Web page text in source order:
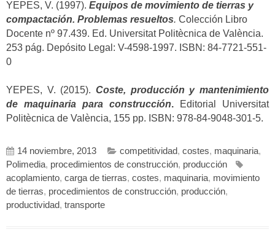
YEPES, V. (1997). Equipos de movimiento de tierras y
compactación. Problemas resueltos. Colección Libro
Docente nº 97.439. Ed. Universitat Politècnica de València.
253 pág. Depósito Legal: V-4598-1997. ISBN: 84-7721-551-
0
YEPES, V. (2015). Coste, producción y mantenimiento
de maquinaria para construcción. Editorial Universitat
Politècnica de València, 155 pp. ISBN: 978-84-9048-301-5.
14 noviembre, 2013 competitividad, costes, maquinaria,
Polimedia, procedimientos de construcción, producción
acoplamiento, carga de tierras, costes, maquinaria, movimiento
de tierras, procedimientos de construcción, producción,
productividad, transporte